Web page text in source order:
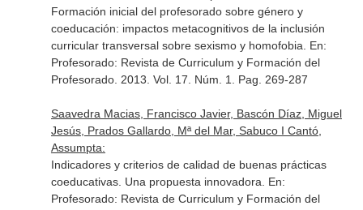
Formación inicial del profesorado sobre género y
coeducación: impactos metacognitivos de la inclusión
curricular transversal sobre sexismo y homofobia. En:
Profesorado: Revista de Curriculum y Formación del
Profesorado. 2013. Vol. 17. Núm. 1. Pag. 269-287
Saavedra Macias, Francisco Javier, Bascón Díaz, Miguel
Jesús, Prados Gallardo, Mª del Mar, Sabuco I Cantó,
Assumpta:
Indicadores y criterios de calidad de buenas prácticas
coeducativas. Una propuesta innovadora. En:
Profesorado: Revista de Curriculum y Formación del